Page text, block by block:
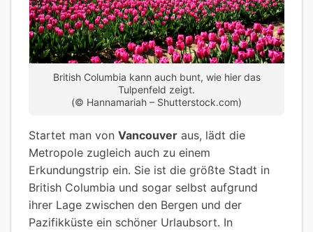
British Columbia kann auch bunt, wie hier das
Tulpenfeld zeigt.
(© Hannamariah – Shutterstock.com)
Startet man von Vancouver aus, lädt die
Metropole zugleich auch zu einem
Erkundungstrip ein. Sie ist die größte Stadt in
British Columbia und sogar selbst aufgrund
ihrer Lage zwischen den Bergen und der
Pazifikküste ein schöner Urlaubsort. In